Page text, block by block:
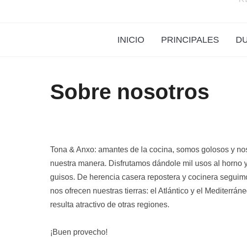
INICIO PRINCIPALES
Sobre nosotros
Tona & Anxo: amantes de la cocina, somos golosos y
nuestra manera. Disfrutamos dándole mil usos al
guisos. De herencia casera repostera y cocinera
nos ofrecen nuestras tierras: el Atlántico y el
resulta atractivo de otras regiones.
¡Buen provecho!